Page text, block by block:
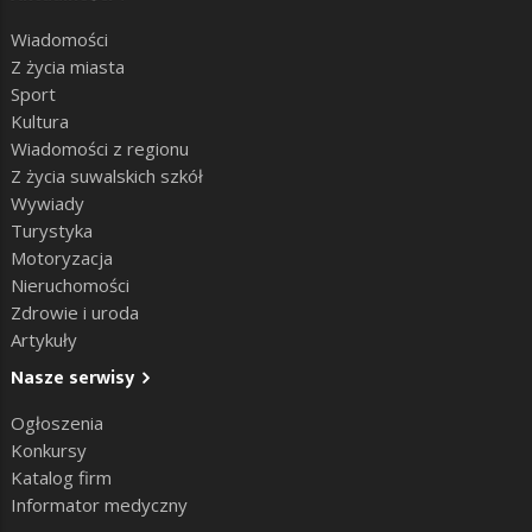
Wiadomości
Z życia miasta
Sport
Kultura
Wiadomości z regionu
Z życia suwalskich szkół
Wywiady
Turystyka
Motoryzacja
Nieruchomości
Zdrowie i uroda
Artykuły
Nasze serwisy
Ogłoszenia
Konkursy
Katalog firm
Informator medyczny